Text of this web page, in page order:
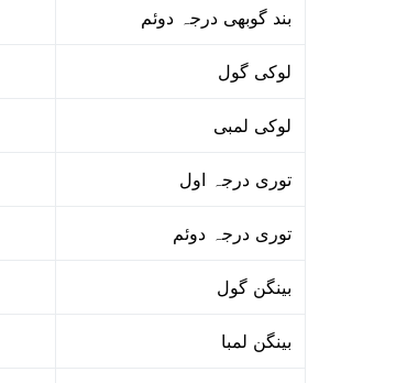
بند گوبھی درجہ دوئم
لوکی گول
لوکی لمبی
توری درجہ اول
توری درجہ دوئم
بینگن گول
بینگن لمبا